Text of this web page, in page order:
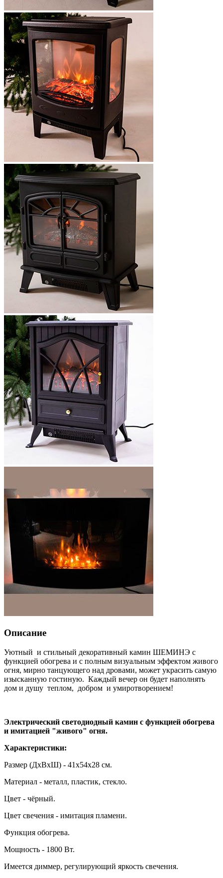
Описание
Уютный и стильный декоративный камин ШЕМИНЭ с
функцией обогрева и с полным визуальным эффектом живого
огня, мирно танцующего над дровами, может украсить самую
изысканную гостиную. Каждый вечер он будет наполнять
дом и душу теплом, добром и умиротворением!
Электрический светодиодный камин с функцией обогрева
и имитацией "живого" огня.
Характеристики:
Размер (ДхВхШ) - 41х54х28 см.
Материал - металл, пластик, стекло.
Цвет - чёрный.
Цвет свечения - имитация пламени.
Функция обогрева.
Мощность - 1800 Вт.
Имеется диммер, регулирующий яркость свечения.